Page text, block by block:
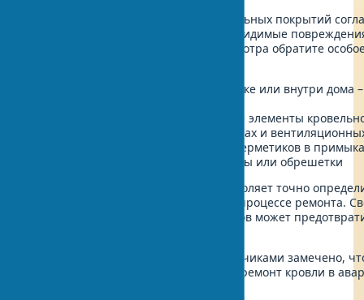
При проведении диагностики кровельных покрытий
нагрузки) важно оценить не только видимые
конструкций. В ходе визуального осмотра обратите
Протечки и следы влаги на чердаке или внутри
Поврежденные или расшатанные элементы
Трещины или разломы в дымоходах и
Отслоение или растрескивание герметиков в
Деформация стропильной системы или обрешетки
Такая комплексная диагностика позволяет точно
избежать неприятных сюрпризов в процессе ремонта.
устранение даже небольших дефектов может
В практике работы с частными заказчиками замечено,
приводит к необходимости заказать ремонт кровли в